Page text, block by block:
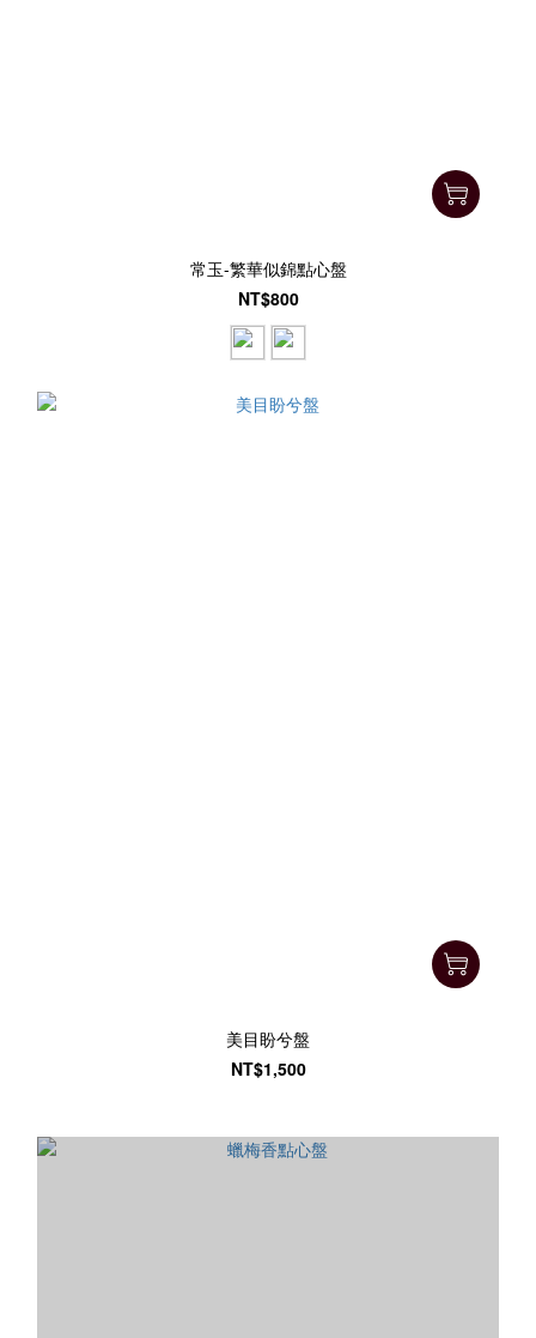
常玉-繁華似錦點心盤
NT$800
美目盼兮盤
NT$1,500